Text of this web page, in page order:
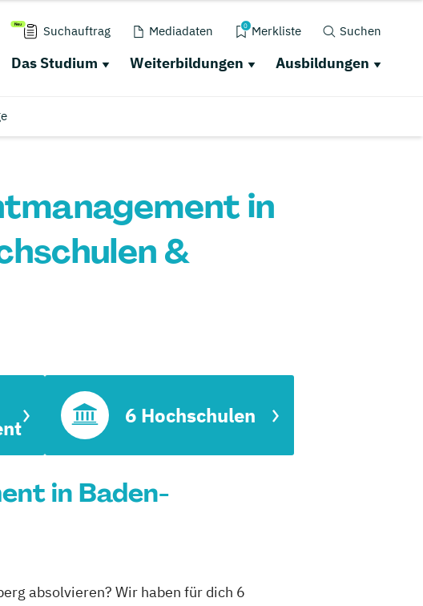
Suchauftrag Mediadaten 0 Merkliste Suchen
Das Studium Weiterbildungen Ausbildungen
in
&
6 Hochschulen
in Baden-
absolvieren? Wir haben für dich 6